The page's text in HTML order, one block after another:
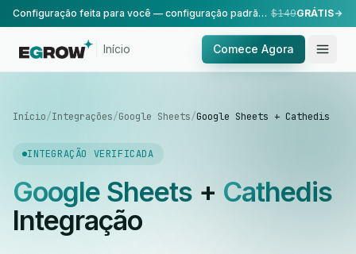
Configuração feita para você — configuração padrão, realizada pela nossa equipe. $149GRÁTIS
Início Comece Agora
Início/Integrações/Google Sheets/Google Sheets + Cathedis
INTEGRAÇÃO VERIFICADA
Google Sheets+ Cathedis
Integração